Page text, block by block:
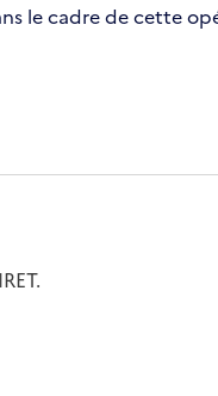
le cadre de cette